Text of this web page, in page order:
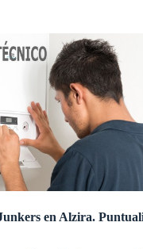
en Alzira.